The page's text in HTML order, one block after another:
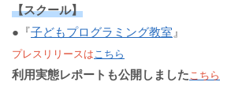
【スクール】
●『子どもプログラミング教室 』
プレスリリースはこちら
利用実態レポートも公開しましたこちら